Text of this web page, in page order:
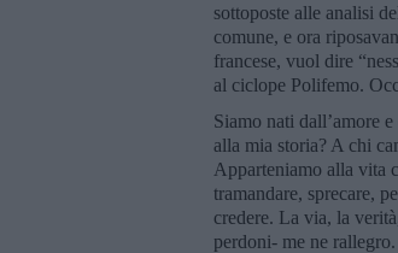
sottoposte alle analisi
comune, e ora
francese, vuol dire
al ciclope Polifemo.
Siamo nati dall’amore
alla mia storia? A chi
Apparteniamo alla vita
tramandare, sprecare,
credere. La via, la
perdoni- me ne